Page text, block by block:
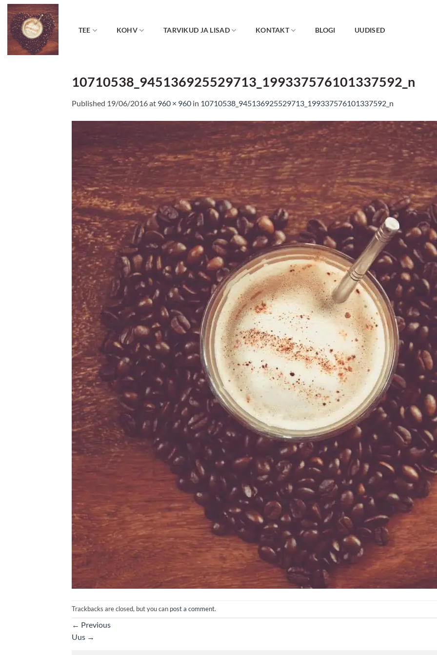
Skip
content
TEE KOHV TARVIKUD JA LISAD KONTAKT BLOGI UUDISED
10710538_945136925529713_199337576101337592_n
Published 19/06/2016at 960 × 960 in 10710538_945136925529713_199337576101337592_n
Trackbacks are closed, but you can post a comment.
← Previous
Uus →